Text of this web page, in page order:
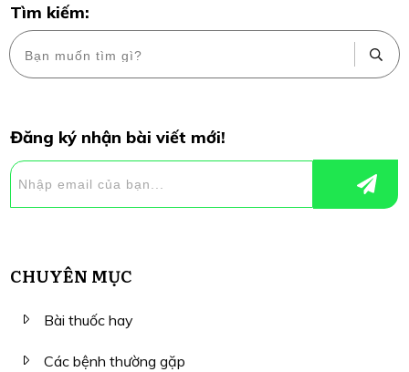
Tìm kiếm:
Đăng ký nhận bài viết mới!
CHUYÊN MỤC
Bài thuốc hay
Các bệnh thường gặp